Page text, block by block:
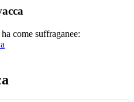
come suffraganee: